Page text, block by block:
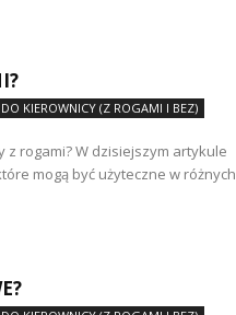
KIEROWNICY (Z ROGAMI I BEZ)
z rogami? W dzisiejszym artykule
mogą być użyteczne w różnych